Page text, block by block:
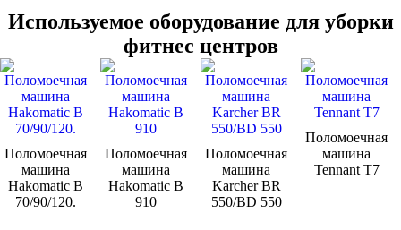
Используемое оборудование для уборки
фитнес центров
Поломоечная
машина
Hakomatic B
70/90/120.
Поломоечная
машина
Hakomatic B
910
Поломоечная
машина
Karcher BR
550/BD 550
Поломоечная
машина
Tennant Т7